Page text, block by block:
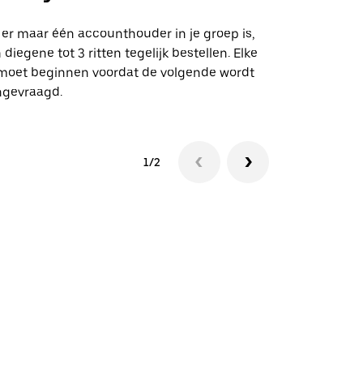
maar één accounthouder in je groep is,
diegene tot 3 ritten tegelijk bestellen. Elke
beginnen voordat de volgende wordt
1/2